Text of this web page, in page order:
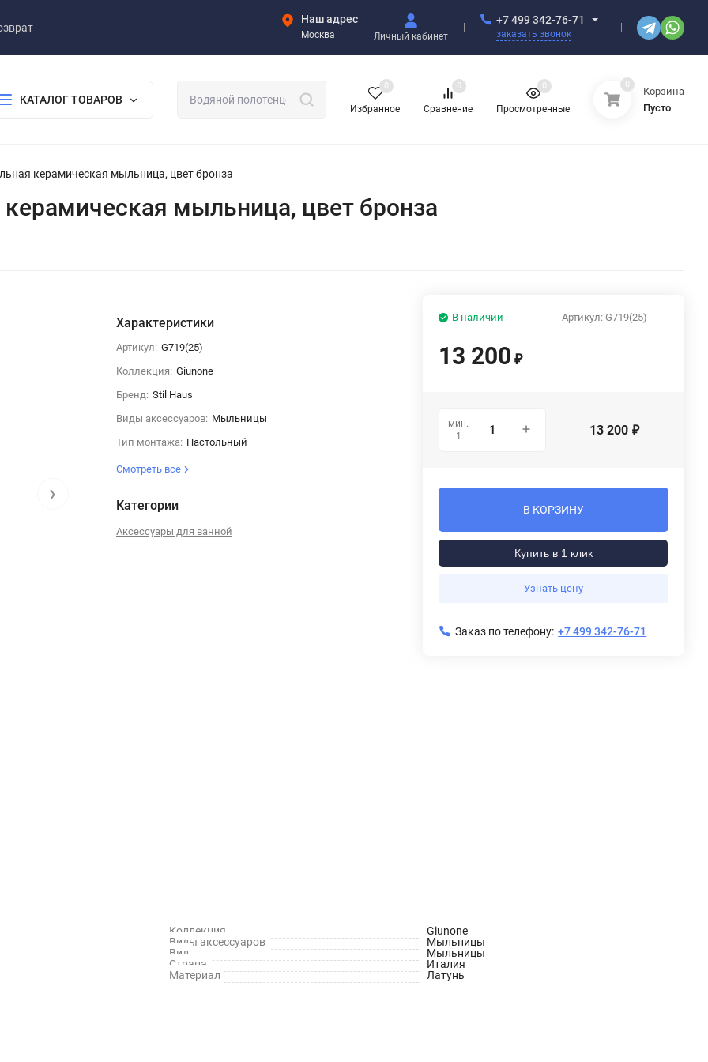
Наш адрес
Москва Личный кабинет
+7 499 342-76-71
заказать звонок
КАТАЛОГ ТОВАРОВ
Избранное
0
Сравнение
0
Просмотренные
0 0
Корзина
Пусто
керамическая мыльница, цвет бронза
керамическая мыльница, цвет бронза
›
Характеристики
Артикул: G719(25)
Коллекция: Giunone
Бренд: Stil Haus
Виды аксессуаров: Мыльницы
Тип монтажа: Настольный
Смотреть все
Категории
Аксессуары для ванной
Артикул: G719(25)
В наличии
13 200 ₽
мин.
1
13 200 ₽
В КОРЗИНУ
Купить в 1 клик
Узнать цену
Заказ по телефону: +7 499 342-76-71
Коллекция
Giunone
Виды аксессуаров
Мыльницы
Вид
Мыльницы
Страна
Италия
Материал
Латунь